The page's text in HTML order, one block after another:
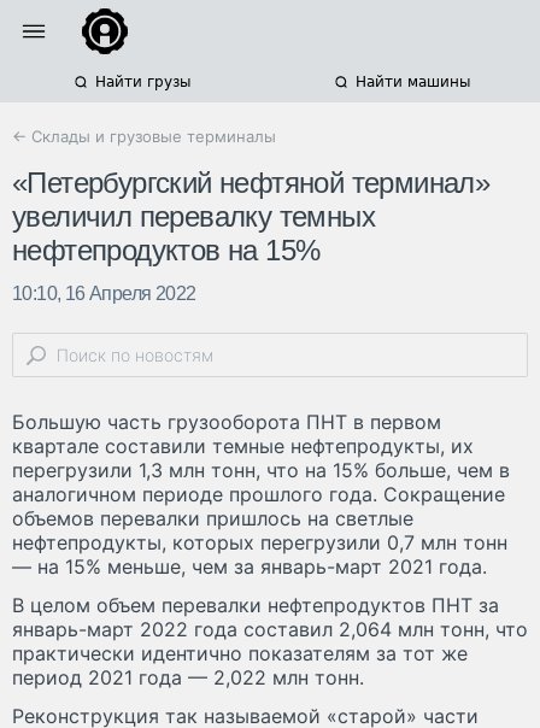
Найти грузы Найти машины
← Склады и грузовые терминалы
«Петербургский нефтяной терминал»
увеличил перевалку темных
нефтепродуктов на 15%
10:10, 16 Апреля 2022
Большую часть грузооборота ПНТ в первом
квартале составили темные нефтепродукты, их
перегрузили 1,3 млн тонн, что на 15% больше, чем в
аналогичном периоде прошлого года. Сокращение
объемов перевалки пришлось на светлые
нефтепродукты, которых перегрузили 0,7 млн тонн
— на 15% меньше, чем за январь-март 2021 года.
В целом объем перевалки нефтепродуктов ПНТ за
январь-март 2022 года составил 2,064 млн тонн, что
практически идентично показателям за тот же
период 2021 года — 2,022 млн тонн.
Реконструкция так называемой «старой» части